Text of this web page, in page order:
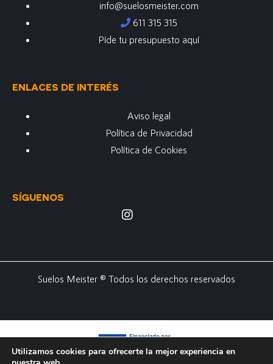
info@suelosmeister.com
611 315 315
Píde tu presupuesto aquí
ENLACES DE INTERÉS
Aviso legal
Política de Privacidad
Política de Cookies
SÍGUENOS
Suelos Meister ® Todos los derechos reservados
Utilizamos cookies para ofrecerte la mejor experiencia en